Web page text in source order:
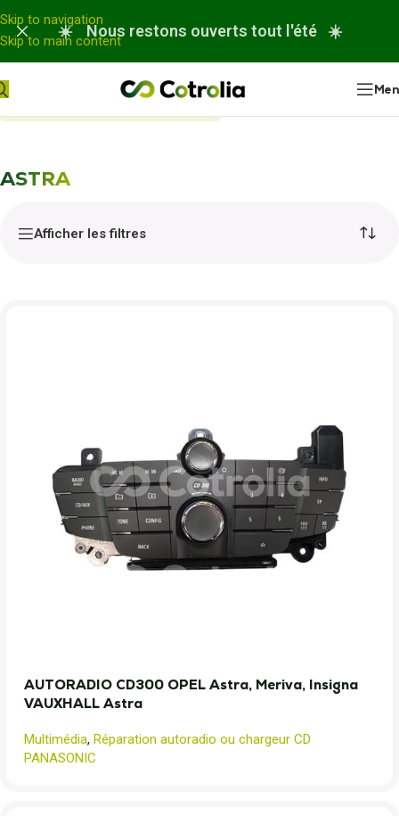
Panneau de gestion des cookies
Skip to navigation
Skip to main content
☀️ Nous restons ouverts tout l'été ☀️
ASTRA
Afficher les filtres
AUTORADIO CD300 OPEL Astra, Meriva, Insigna
VAUXHALL Astra
Multimédia, Réparation autoradio ou chargeur CD
PANASONIC